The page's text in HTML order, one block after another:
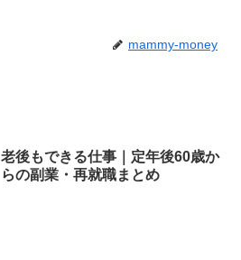
mammy-money
老後もできる仕事｜定年後60歳か
らの副業・再就職まとめ